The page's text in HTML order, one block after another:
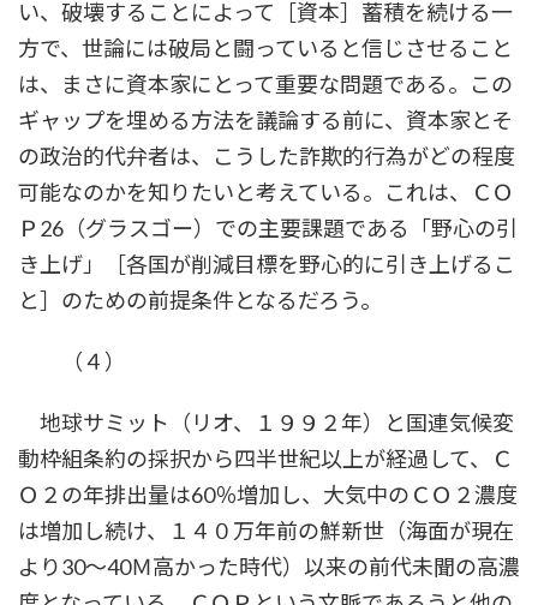
い、破壊することによって［資本］蓄積を続ける一
方で、世論には破局と闘っていると信じさせること
は、まさに資本家にとって重要な問題である。この
ギャップを埋める方法を議論する前に、資本家とそ
の政治的代弁者は、こうした詐欺的行為がどの程度
可能なのかを知りたいと考えている。これは、ＣＯ
Ｐ26（グラスゴー）での主要課題である「野心の引
き上げ」［各国が削減目標を野心的に引き上げるこ
と］のための前提条件となるだろう。
（４）
地球サミット（リオ、１９９２年）と国連気候変
動枠組条約の採択から四半世紀以上が経過して、Ｃ
Ｏ２の年排出量は60％増加し、大気中のＣＯ２濃度
は増加し続け、１４０万年前の鮮新世（海面が現在
より30～40Ｍ高かった時代）以来の前代未聞の高濃